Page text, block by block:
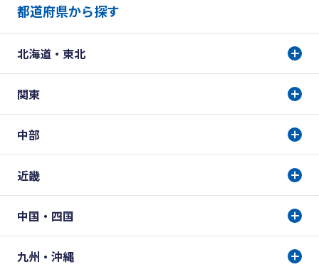
都道府県から探す
北海道・東北
関東
中部
近畿
中国・四国
九州・沖縄